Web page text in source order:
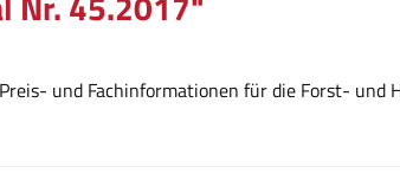
und Fachinformationen für die Forst- und